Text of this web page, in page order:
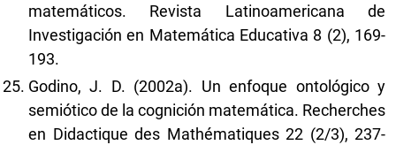
matemáticos. Revista Latinoamericana de
Investigación en Matemática Educativa 8 (2), 169-
193.
Godino, J. D. (2002a). Un enfoque ontológico y
semiótico de la cognición matemática. Recherches
en Didactique des Mathématiques 22 (2/3), 237-